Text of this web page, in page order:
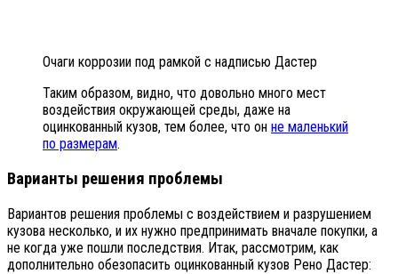
Очаги коррозии под рамкой с надписью Дастер
Таким образом, видно, что довольно много мест
воздействия окружающей среды, даже на
оцинкованный кузов, тем более, что он не маленький
по размерам.
Варианты решения проблемы
Вариантов решения проблемы с воздействием и разрушением
кузова несколько, и их нужно предпринимать вначале покупки, а
не когда уже пошли последствия. Итак, рассмотрим, как
дополнительно обезопасить оцинкованный кузов Рено Дастер: